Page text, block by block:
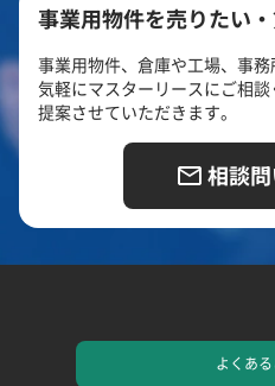
事業用物件を売りたい
事業用物件、倉庫や工場、事務
気軽にマスターリースにご相
提案させていただきます。
相談
よくある